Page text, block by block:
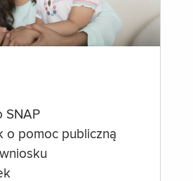
SNAP
o pomoc publiczną